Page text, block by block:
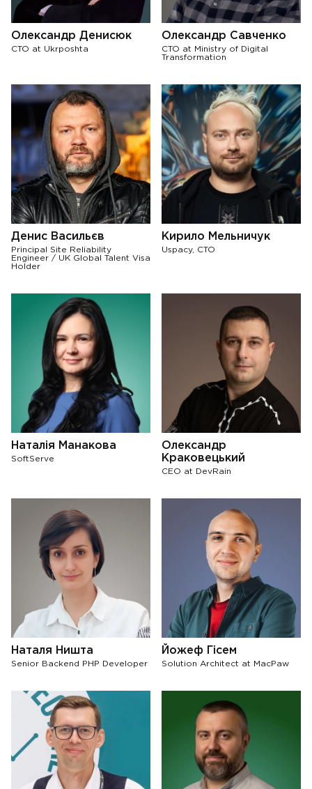
Олександр Денисюк
CTO at Ukrposhta
Олександр Савченко
CTO at Ministry of Digital
Transformation
Денис Васильєв
Principal Site Reliability
Engineer / UK Global Talent Visa
Holder
Кирило Мельничук
Uspacy, CTO
Наталія Манакова
SoftServe
Олександр
Краковецький
СЕО at DevRain
Наталя Ништа
Senior Backend PHP Developer
Йожеф Гісем
Solution Architect at MacPaw